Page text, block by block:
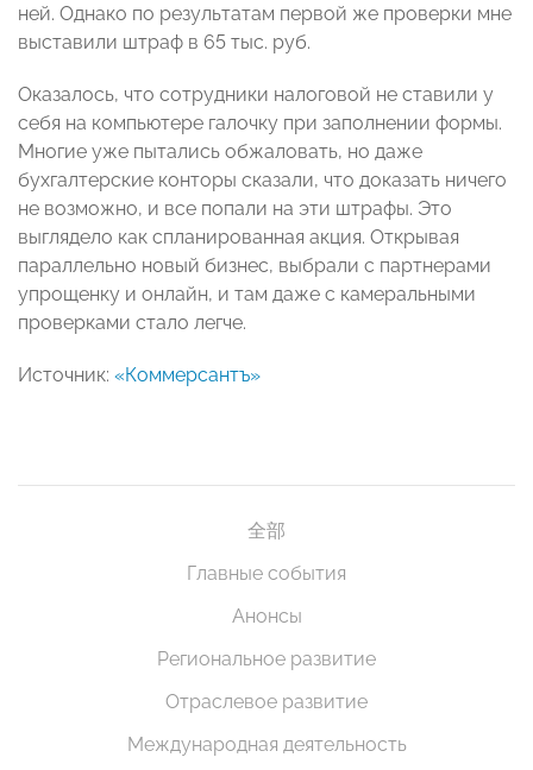
ней. Однако по результатам первой же проверки мне
выставили штраф в 65 тыс. руб.
Оказалось, что сотрудники налоговой не ставили у
себя на компьютере галочку при заполнении формы.
Многие уже пытались обжаловать, но даже
бухгалтерские конторы сказали, что доказать ничего
не возможно, и все попали на эти штрафы. Это
выглядело как спланированная акция. Открывая
параллельно новый бизнес, выбрали с партнерами
упрощенку и онлайн, и там даже с камеральными
проверками стало легче.
Источник: «Коммерсантъ»
全部
Главные события
Анонсы
Региональное развитие
Отраслевое развитие
Международная деятельность